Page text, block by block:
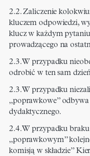
2.2. Zaliczenie
kluczem odpowiedzi,
klucz w każdym
prowadzącego na
2.3. W przypadku
odrobić w ten sam
2.3. W przypadku
„poprawkowe”
dydaktycznego.
2.4. W przypadku
„poprawkowym”
komisją w składzie”